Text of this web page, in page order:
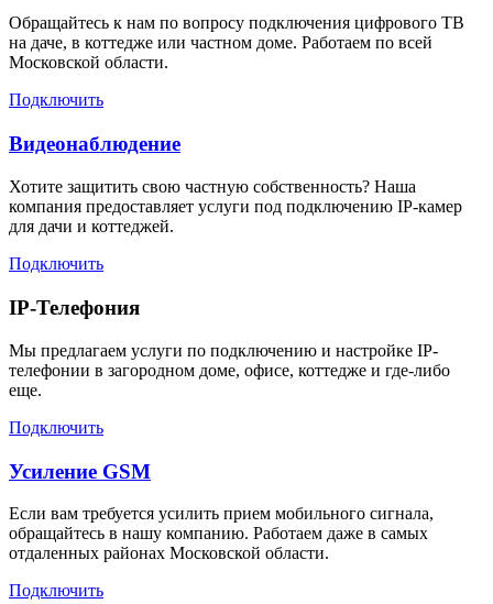
Обращайтесь к нам по вопросу подключения цифрового ТВ
на даче, в коттедже или частном доме. Работаем по всей
Московской области.
Подключить
Видеонаблюдение
Хотите защитить свою частную собственность? Наша
компания предоставляет услуги под подключению IP-камер
для дачи и коттеджей.
Подключить
IP-Телефония
Мы предлагаем услуги по подключению и настройке IP-
телефонии в загородном доме, офисе, коттедже и где-либо
еще.
Подключить
Усиление GSM
Если вам требуется усилить прием мобильного сигнала,
обращайтесь в нашу компанию. Работаем даже в самых
отдаленных районах Московской области.
Подключить